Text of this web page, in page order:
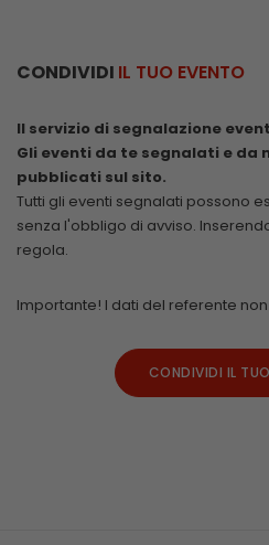
CONDIVIDI IL TUO EVENTO
Il servizio di segnalazione
Gli eventi da te segnalati e da
pubblicati sul sito.
Tutti gli eventi segnalati possono
senza l'obbligo di avviso.
regola.
Importante! I dati del referente
CONDIVIDI IL